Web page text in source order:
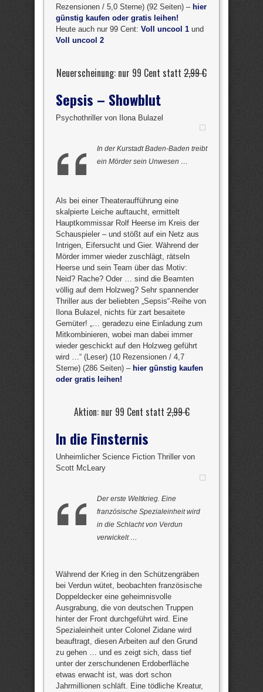
Rezensionen / 5,0 Sterne) (92 Seiten) – hier
günstig kaufen oder gratis leihen!
Heute auch nur 99 Cent: Voll uncool 1 und
Voll uncool 2
Neuerscheinung: nur 99 Cent statt 2,99 €
Sepsis – Showblut
Psychothriller von Ilona Bulazel
In der Kurstadt Baden-Baden treibt
ein Mörder sein Unwesen …
Als bei einer Theateraufführung eine
skalpierte Leiche auftaucht, ermittelt
Hauptkommissar Rolf Heerse im Kreis der
Schauspieler – und stößt auf ein Netz aus
Intrigen, Eifersucht und Gier. Während der
Mörder immer wieder zuschlägt, rätseln
Heerse und sein Team über das Motiv:
Neid? Rache? Oder … sind die Beamten
völlig auf dem Holzweg? Sehr spannender
Thriller aus der beliebten „Sepsis“-Reihe von
Ilona Bulazel, nichts für zart besaitete
Gemüter! „… geradezu eine Einladung zum
Mitkombinieren, wobei man dabei immer
wieder geschickt auf den Holzweg geführt
wird …“ (Leser) (10 Rezensionen / 4,7
Sterne) (286 Seiten) – hier günstig kaufen
oder gratis leihen!
Aktion: nur 99 Cent statt2,99 €
In die Finsternis
Unheimlicher Science Fiction Thriller von
Scott McLeary
Der erste Weltkrieg. Eine
französische Spezialeinheit wird
in die Schlacht von Verdun
verwickelt …
Während der Krieg in den Schützengräben
bei Verdun wütet, beobachten französische
Doppeldecker eine geheimnisvolle
Ausgrabung, die von deutschen Truppen
hinter der Front durchgeführt wird. Eine
Spezialeinheit unter Colonel Zidane wird
beauftragt, diesen Arbeiten auf den Grund
zu gehen … und es zeigt sich, dass tief
unter der zerschundenen Erdoberfläche
etwas erwacht ist, was dort schon
Jahrmillionen schläft. Eine tödliche Kreatur,